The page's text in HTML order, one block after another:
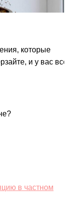
которые
и у вас все